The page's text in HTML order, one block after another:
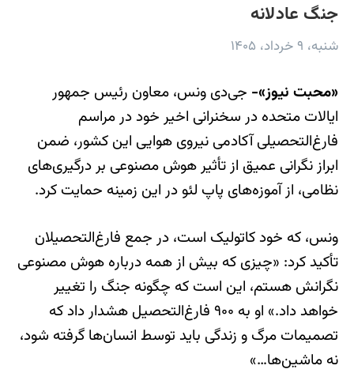
جنگ عادلانه
شنبه، ۹ خرداد، ۱۴۰۵
«محبت نیوز»- جی‌دی ونس، معاون رئیس جمهور
ایالات متحده در سخنرانی اخیر خود در مراسم
فارغ‌التحصیلی آکادمی نیروی هوایی این کشور، ضمن
ابراز نگرانی عمیق از تأثیر هوش مصنوعی بر درگیری‌های
نظامی، از آموزه‌های پاپ لئو در این زمینه حمایت کرد.
ونس، که خود کاتولیک است، در جمع فارغ‌التحصیلان
تأکید کرد: «چیزی که بیش از همه درباره هوش مصنوعی
نگرانش هستم، این است که چگونه جنگ را تغییر
خواهد داد.» او به ۹۰۰ فارغ‌التحصیل هشدار داد که
تصمیمات مرگ و زندگی باید توسط انسان‌ها گرفته شود،
نه ماشین‌ها…»